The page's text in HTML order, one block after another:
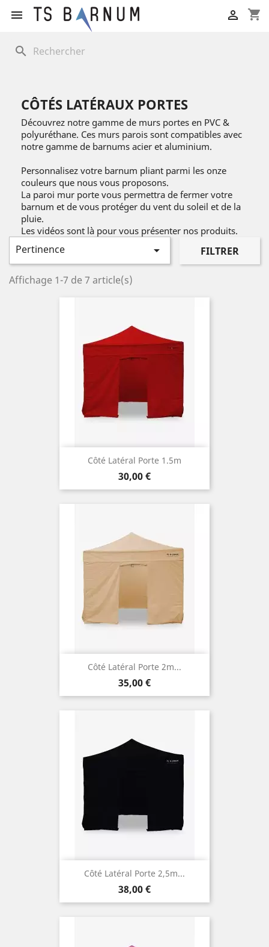
 shopping_cart

search
CÔTÉS LATÉRAUX PORTES
Découvrez notre gamme de murs portes en PVC &
polyuréthane. Ces murs parois sont compatibles avec
notre gamme de barnums acier et aluminium.
Personnalisez votre barnum pliant parmi les onze
couleurs que nous vous proposons.
La paroi mur porte vous permettra de fermer votre
barnum et de vous protéger du vent du soleil et de la
pluie.
Les vidéos sont là pour vous présenter nos produits.
Pertinence  FILTRER
Affichage 1-7 de 7 article(s)
Côté Latéral Porte 1.5m
Prix
30,00 €
Côté Latéral Porte 2m...
Prix
35,00 €
Côté Latéral Porte 2,5m...
Prix
38,00 €